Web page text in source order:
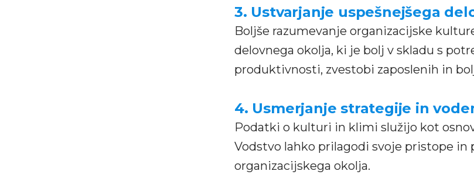
3. Ustvarjanje uspešnejšega
Boljše razumevanje organizacijske
delovnega okolja, ki je bolj v skladu s
produktivnosti, zvestobi zaposlenih in
4. Usmerjanje strategije in
Podatki o kulturi in klimi služijo kot
Vodstvo lahko prilagodi svoje pristope in
organizacijskega okolja.